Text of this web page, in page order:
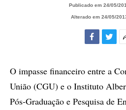
Publicado em 24/05/
Alterado em 24/05/
O impasse financeiro entre a
União (CGU) e o Instituto
Pós-Graduação e Pesquisa de